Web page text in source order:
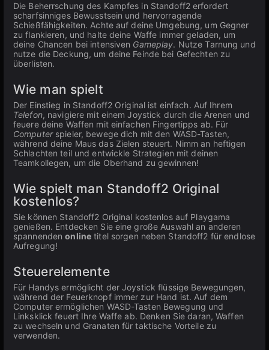
Die Beherrschung des Kampfes in Standoff2 erfordert
scharfsinniges Bewusstsein und hervorragende
Schießfähigkeiten. Achte auf deine Umgebung, um Gegner
zu flankieren, und halte deine Waffe immer geladen, um
deine Chancen bei intensiven Gameplay. Nutze Tarnung und
nutze die Deckung, um deine Feinde bei Gefechten zu
überlisten.
Wie man spielt
Der Einstieg in Standoff2 Original ist einfach. Auf Ihrem
Telefon, navigiere mit einem Joystick durch die Arenen und
feuere deine Waffen mit einfachen Fingertipps ab. Für
Computerspieler, bewege dich mit den WASD-Tasten,
während deine Maus das Zielen steuert. Nimm an heftigen
Schlachten teil und entwickle Strategien mit deinen
Teamkollegen, um die Oberhand zu gewinnen!
Wie spielt man Standoff2 Original
kostenlos?
Sie können Standoff2 Original kostenlos auf Playgama
genießen. Entdecken Sie eine große Auswahl an anderen
spannendenonline titel sorgen neben Standoff2 für endlose
Aufregung!
Steuerelemente
Für Handys ermöglicht der Joystick flüssige Bewegungen,
während der Feuerknopf immer zur Hand ist. Auf dem
Computer ermöglichen WASD-Tasten Bewegung und
Linksklick feuert Ihre Waffe ab. Denken Sie daran, Waffen
zu wechseln und Granaten für taktische Vorteile zu
verwenden.